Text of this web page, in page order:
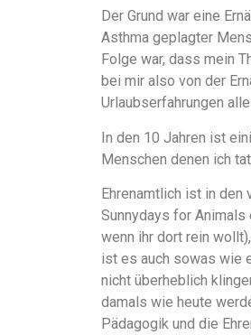
Der Grund war eine
Asthma geplagter
Folge war, dass mein
bei mir also von der
Urlaubserfahrungen
In den 10 Jahren ist
Menschen denen ich
Ehrenamtlich ist in
Sunnydays for Animals
wenn ihr dort rein
ist es auch sowas wie
nicht überheblich
damals wie heute
Pädagogik und die